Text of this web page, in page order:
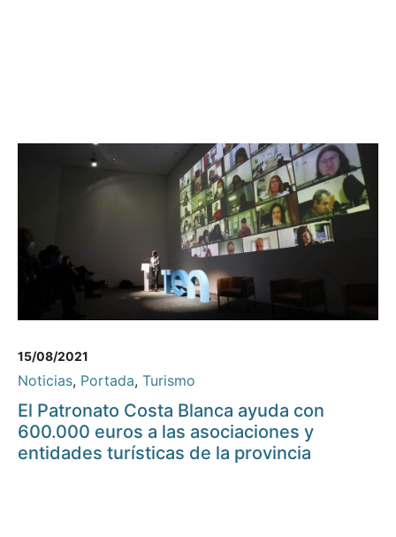
15/08/2021
Noticias, Portada, Turismo
El Patronato Costa Blanca ayuda con
600.000 euros a las asociaciones y
entidades turísticas de la provincia